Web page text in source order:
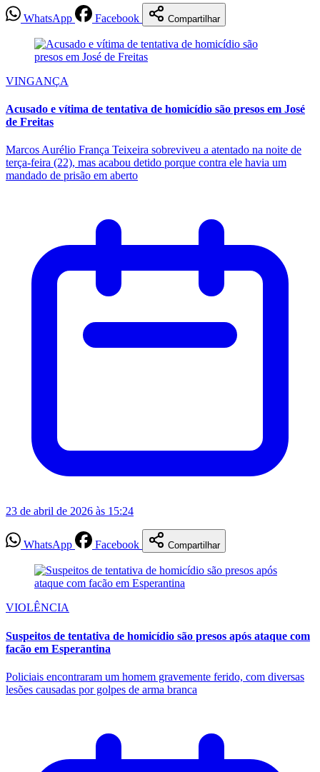
WhatsApp Facebook Compartilhar
VINGANÇA
Acusado e vítima de tentativa de homicídio são presos em José
de Freitas
Marcos Aurélio França Teixeira sobreviveu a atentado na noite de
terça-feira (22), mas acabou detido porque contra ele havia um
mandado de prisão em aberto
23 de abril de 2026 às 15:24
WhatsApp Facebook Compartilhar
VIOLÊNCIA
Suspeitos de tentativa de homicídio são presos após ataque com
facão em Esperantina
Policiais encontraram um homem gravemente ferido, com diversas
lesões causadas por golpes de arma branca